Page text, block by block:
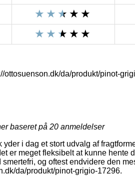
ottosuenson.dk/da/produkt/pinot-
baseret på 20 anmeldelser
i dag et stort udvalg af
er meget fleksibelt at kunne
og oftest endvidere den
da/produkt/pinot-grigio-17296.